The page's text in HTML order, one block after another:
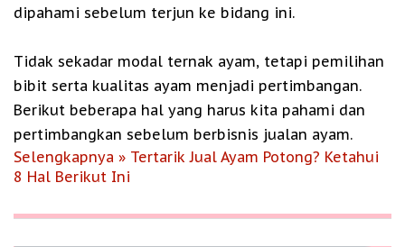
dipahami sebelum terjun ke bidang ini.
Tidak sekadar modal ternak ayam, tetapi pemilihan
bibit serta kualitas ayam menjadi pertimbangan.
Berikut beberapa hal yang harus kita pahami dan
pertimbangkan sebelum berbisnis jualan ayam.
Selengkapnya » Tertarik Jual Ayam Potong? Ketahui
8 Hal Berikut Ini